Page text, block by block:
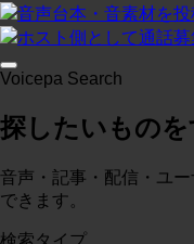
コースに入る
投稿:0
音声台本・音素材を投
ホスト側として通話募
Voicepa Search
探したいもの
音声・記事・配信・ユ
できます。
検索タイプ